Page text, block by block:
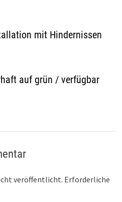
mit Hindernissen
auf grün / verfügbar
veröffentlicht. Erforderliche